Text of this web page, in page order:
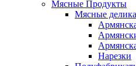
Мясные Продукты
Мясные
Нарезки